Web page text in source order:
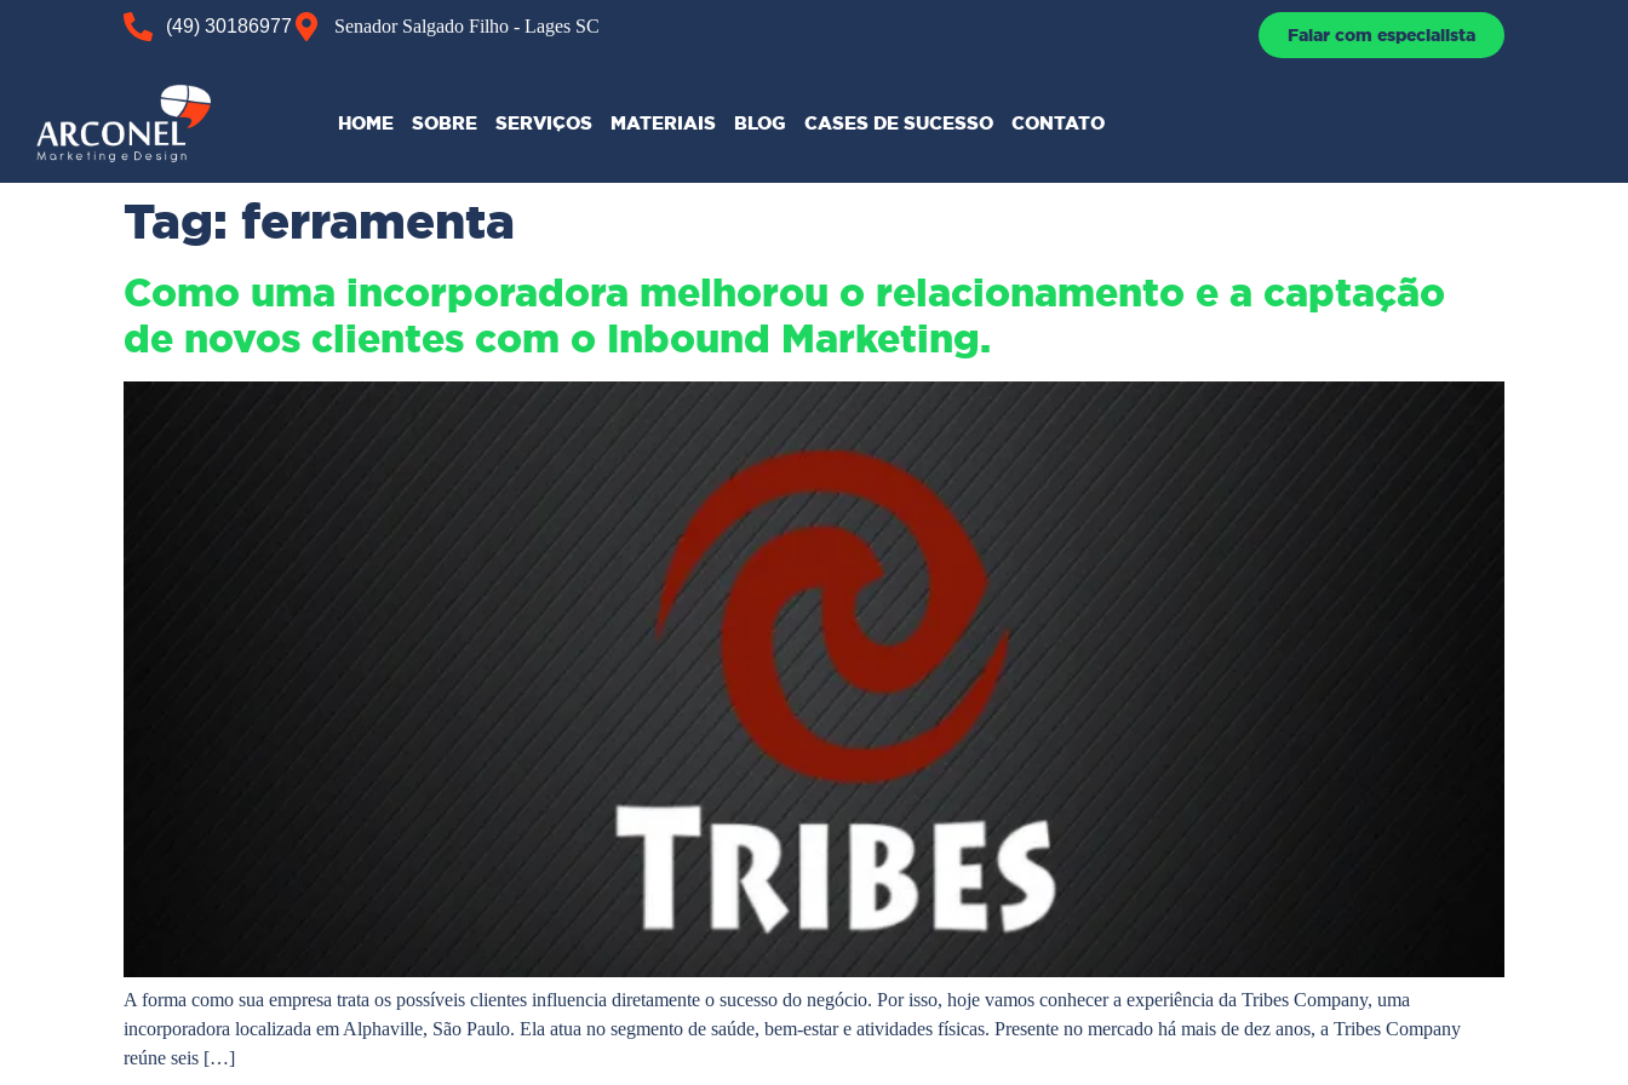
(49) 30186977 Senador Salgado Filho - Lages SC Falar com especialista
HOME SOBRE SERVIÇOS MATERIAIS BLOG CASES DE SUCESSO CONTATO
Tag: ferramenta
Como uma incorporadora melhorou o relacionamento e a captação
de novos clientes com o Inbound Marketing.
A forma como sua empresa trata os possíveis clientes influencia diretamente o sucesso do negócio. Por isso, hoje vamos conhecer a experiência da Tribes Company, uma
incorporadora localizada em Alphaville, São Paulo. Ela atua no segmento de saúde, bem-estar e atividades físicas. Presente no mercado há mais de dez anos, a Tribes Company
reúne seis […]